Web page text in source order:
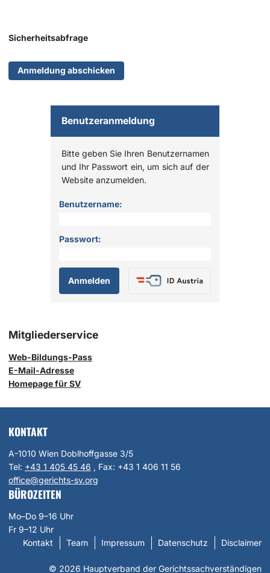
Sicherheitsabfrage
Benutzeranmeldung
Bitte geben Sie Ihren Benutzernamen
und Ihr Passwort ein, um sich auf der
Website anzumelden.
Anmelden
Benutzername:
Passwort:
Mitgliederservice
Web-Bildungs-Pass
E-Mail-Adresse
Homepage für SV
KONTAKT
A-1010 Wien Doblhoffgasse 3/5
Tel: +43 1 405 45 46 , Fax: +43 1 406 11 56
office@gerichts-sv.org
BÜROZEITEN
Mo–Do 9–16 Uhr
Fr 9–12 Uhr
Kontakt
Team Impressum Datenschutz Disclaimer
© 2026 Hauptverband der Gerichtssachverständigen